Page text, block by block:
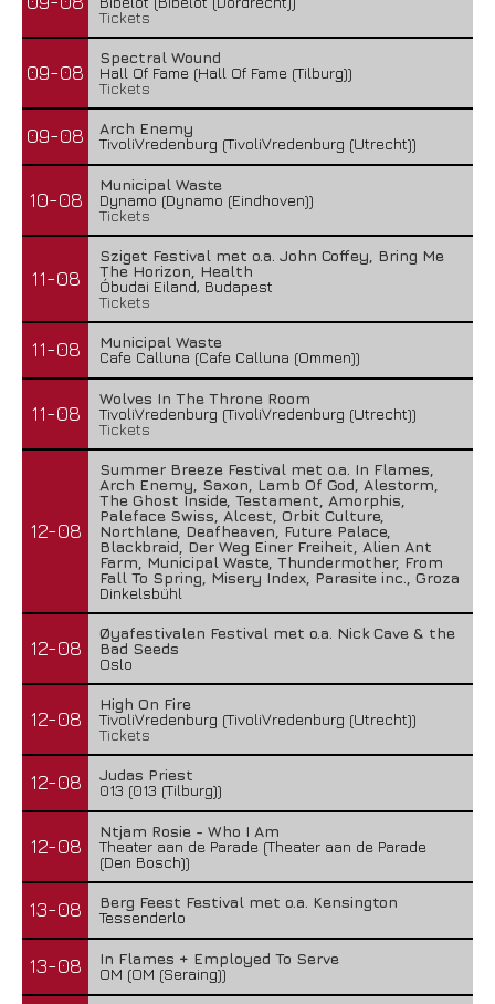
Tickets
09-08
Spectral Wound
Hall Of Fame (Hall Of Fame (Tilburg))
Tickets
09-08
Arch Enemy
TivoliVredenburg (TivoliVredenburg (Utrecht))
10-08
Municipal Waste
Dynamo (Dynamo (Eindhoven))
Tickets
11-08
Sziget Festival met o.a. John Coffey, Bring Me
The Horizon, Health
Óbudai Eiland, Budapest
Tickets
11-08
Municipal Waste
Cafe Calluna (Cafe Calluna (Ommen))
11-08
Wolves In The Throne Room
TivoliVredenburg (TivoliVredenburg (Utrecht))
Tickets
12-08
Summer Breeze Festival met o.a. In Flames,
Arch Enemy, Saxon, Lamb Of God, Alestorm,
The Ghost Inside, Testament, Amorphis,
Paleface Swiss, Alcest, Orbit Culture,
Northlane, Deafheaven, Future Palace,
Blackbraid, Der Weg Einer Freiheit, Alien Ant
Farm, Municipal Waste, Thundermother, From
Fall To Spring, Misery Index, Parasite inc., Groza
Dinkelsbühl
12-08
Øyafestivalen Festival met o.a. Nick Cave & the
Bad Seeds
Oslo
12-08
High On Fire
TivoliVredenburg (TivoliVredenburg (Utrecht))
Tickets
12-08
Judas Priest
013 (013 (Tilburg))
12-08
Ntjam Rosie - Who I Am
Theater aan de Parade (Theater aan de Parade
(Den Bosch))
13-08
Berg Feest Festival met o.a. Kensington
Tessenderlo
13-08
In Flames + Employed To Serve
OM (OM (Seraing))